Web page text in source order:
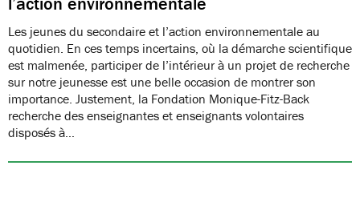
Les jeunes du secondaire et l’action environnementale au
quotidien. En ces temps incertains, où la démarche scientifique
est malmenée, participer de l’intérieur à un projet de recherche
sur notre jeunesse est une belle occasion de montrer son
importance. Justement, la Fondation Monique-Fitz-Back
recherche des enseignantes et enseignants volontaires
disposés à…